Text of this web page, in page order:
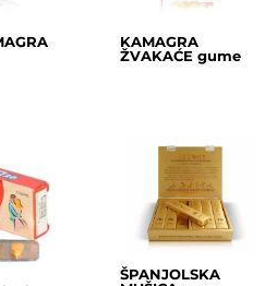
KAMAGRA
ŽVAKAĆE gume
ŠPANJOLSKA